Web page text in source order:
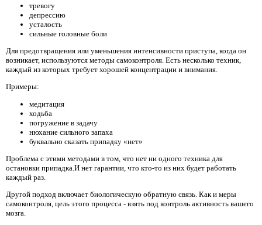
тревогу
депрессию
усталость
сильные головные боли
Для предотвращения или уменьшения интенсивности приступа, когда он
возникает, используются методы самоконтроля. Есть несколько техник,
каждый из которых требует хорошей концентрации и внимания.
Примеры:
медитация
ходьба
погружение в задачу
нюхание сильного запаха
буквально сказать припадку «нет»
Проблема с этими методами в том, что нет ни одного техника для
остановки припадка.И нет гарантии, что кто-то из них будет работать
каждый раз.
Другой подход включает биологическую обратную связь. Как и меры
самоконтроля, цель этого процесса - взять под контроль активность вашего
мозга.